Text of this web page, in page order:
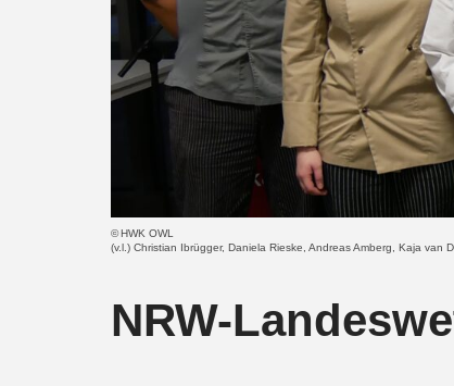
HWK OWL
(v.l.) Christian Ibrügger, Daniela Rieske, Andreas Amberg, Kaja
NRW-